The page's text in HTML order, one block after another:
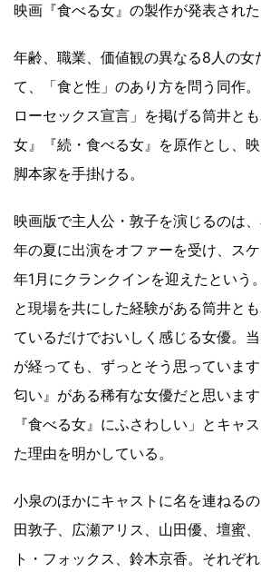
映画『食べる女』の製作が発表された
年齢、職業、価値観の異なる8人の女
て、「食と性」のあり方を問う同作
ローセックス宣言」を掲げる筒井と
女』『続・食べる女』を原作とし、
脚本家を手掛ける。
映画版で主人公・敦子を演じるのは
年の夏に出演をオファーを受け、ス
年1月にクランクインを迎えたという
と現場を共にした経験がある筒井と
ているだけでおいしく感じる女優。
が経っても、ずっとそう思っていま
匂い』がある稀有な女優だと思います
『食べる女』にふさわしい」とキャ
た理由を明かしている。
小泉のほかにキャストに名を連ねる
田敦子、広瀬アリス、山田優、壇蜜
ト・フォックス、鈴木京香。それぞ